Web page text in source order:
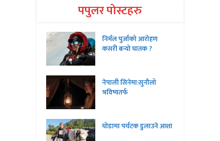
पपुलर पोस्टहरु
निर्मल पुर्जाको आरोहण
कसरी बन्यो घातक ?
नेपाली सिनेमा:सुनौलो
भविष्यतर्फ
घोडामा पर्यटक डुलाउने आशा